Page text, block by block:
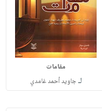
مقامات
لـجاويد أحمد غامدي